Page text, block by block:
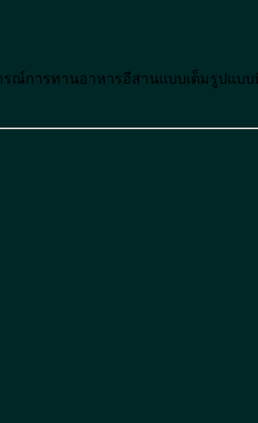
ณ์การทานอาหารอีสานแบบเต็มรูปแบ